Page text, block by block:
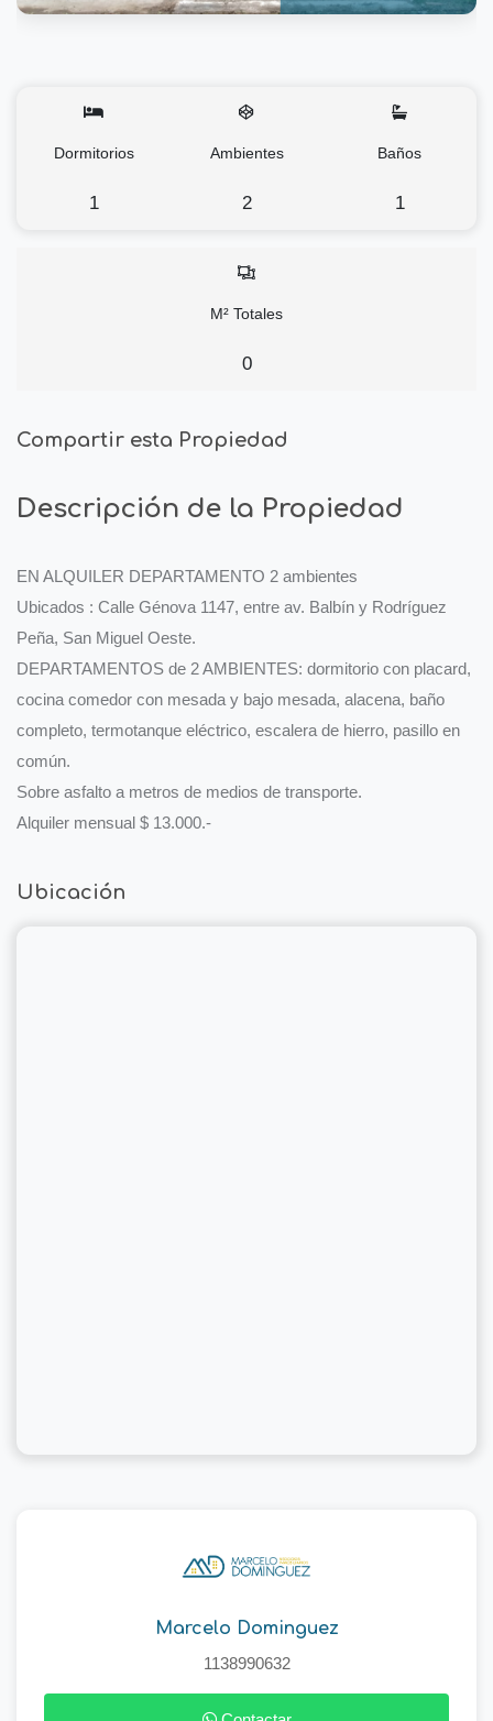
Dormitorios
1
Ambientes
2
Baños
1
M² Totales
0
Compartir esta Propiedad
Descripción de la Propiedad
EN ALQUILER DEPARTAMENTO 2 ambientes
Ubicados : Calle Génova 1147, entre av. Balbín y Rodríguez
Peña, San Miguel Oeste.
DEPARTAMENTOS de 2 AMBIENTES: dormitorio con placard,
cocina comedor con mesada y bajo mesada, alacena, baño
completo, termotanque eléctrico, escalera de hierro, pasillo en
común.
Sobre asfalto a metros de medios de transporte.
Alquiler mensual $ 13.000.-
Ubicación
Marcelo Dominguez
1138990632